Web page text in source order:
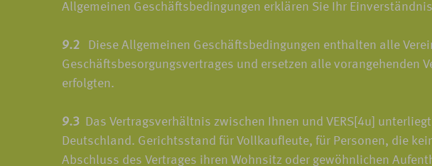
Allgemeinen Geschäftsbedingungen erklären Sie Ihr
9.2 Diese Allgemeinen Geschäftsbedingungen enthalten alle
Geschäftsbesorgungsvertrages und ersetzen alle
erfolgten.
9.3 Das Vertragsverhältnis zwischen Ihnen und VERS[4u]
Deutschland. Gerichtsstand für Vollkaufleute, für Personen, die
Abschluss des Vertrages ihren Wohnsitz oder gewöhnlichen